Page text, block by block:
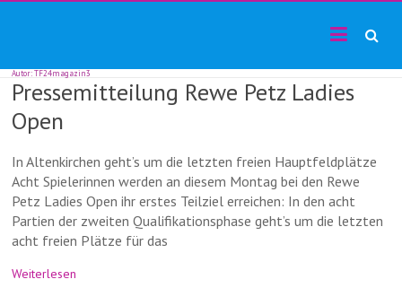
Autor:TF24magazin3
Pressemitteilung Rewe Petz Ladies
Open
In Altenkirchen geht’s um die letzten freien Hauptfeldplätze
Acht Spielerinnen werden an diesem Montag bei den Rewe
Petz Ladies Open ihr erstes Teilziel erreichen: In den acht
Partien der zweiten Qualifikationsphase geht’s um die letzten
acht freien Plätze für das
Weiterlesen